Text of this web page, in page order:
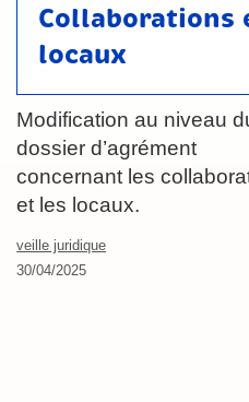
Collaborations
locaux
Modification au niveau
dossier d’agrément
concernant les
et les locaux.
veille juridique
30/04/2025